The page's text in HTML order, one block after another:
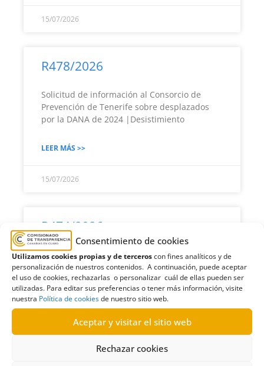
Consentimiento de cookies
Utilizamos cookies propias y de terceroscon fines analíticos y de
personalización de nuestros contenidos. A continuación, puede aceptar
el uso de cookies, rechazarlas o personalizar cuál de ellas pueden ser
utilizadas. Para editar sus preferencias o tener más información, visite
nuestra Política de cookiesde nuestro sitio web.
Aceptar y visitar el sitio web
Rechazar cookies
15/07/2026
R478/2026
Solicitud de información al Consorcio de
Prevención de Tenerife sobre desplazados
por la DANA de 2024 |Desistimiento
LEER MÁS >>
15/07/2026
R474/2026
Solicitud de información al Gobierno de
Canarias sobre proceso selectivo de
A1FASL23-Especialidad de Farmacia
|Desistimiento
LEER MÁS >>